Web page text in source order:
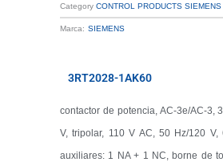
Category CONTROL PRODUCTS SIEMENS
Marca: SIEMENS
3RT2028-1AK60
contactor de potencia, AC-3e/AC-3,
V, tripolar, 110 V AC, 50 Hz/120 V,
auxiliares: 1 NA + 1 NC, borne de